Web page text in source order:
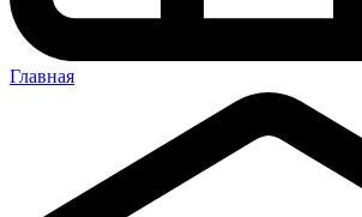
Главная